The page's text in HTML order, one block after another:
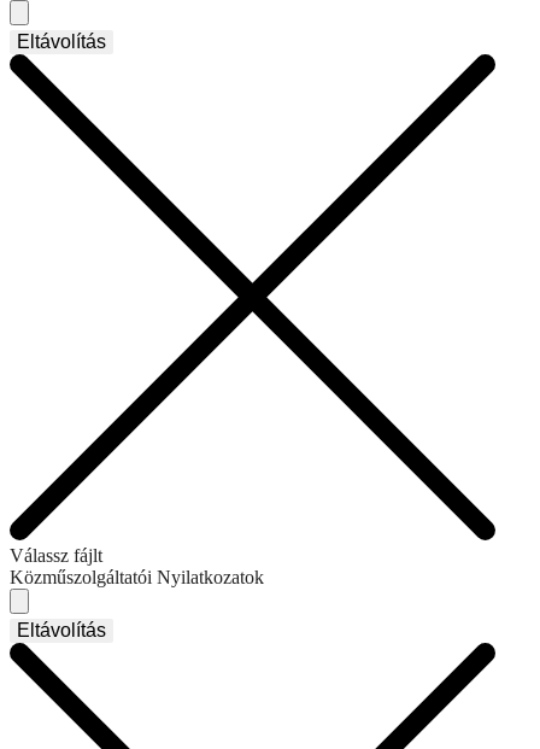
Eltávolítás
Válassz fájlt
Közműszolgáltatói Nyilatkozatok
Eltávolítás